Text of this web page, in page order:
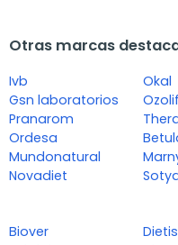
Otras marcas
Ivb
Gsn laboratorios
Pranarom
Ordesa
Mundonatural
Novadiet
Okal
Biover